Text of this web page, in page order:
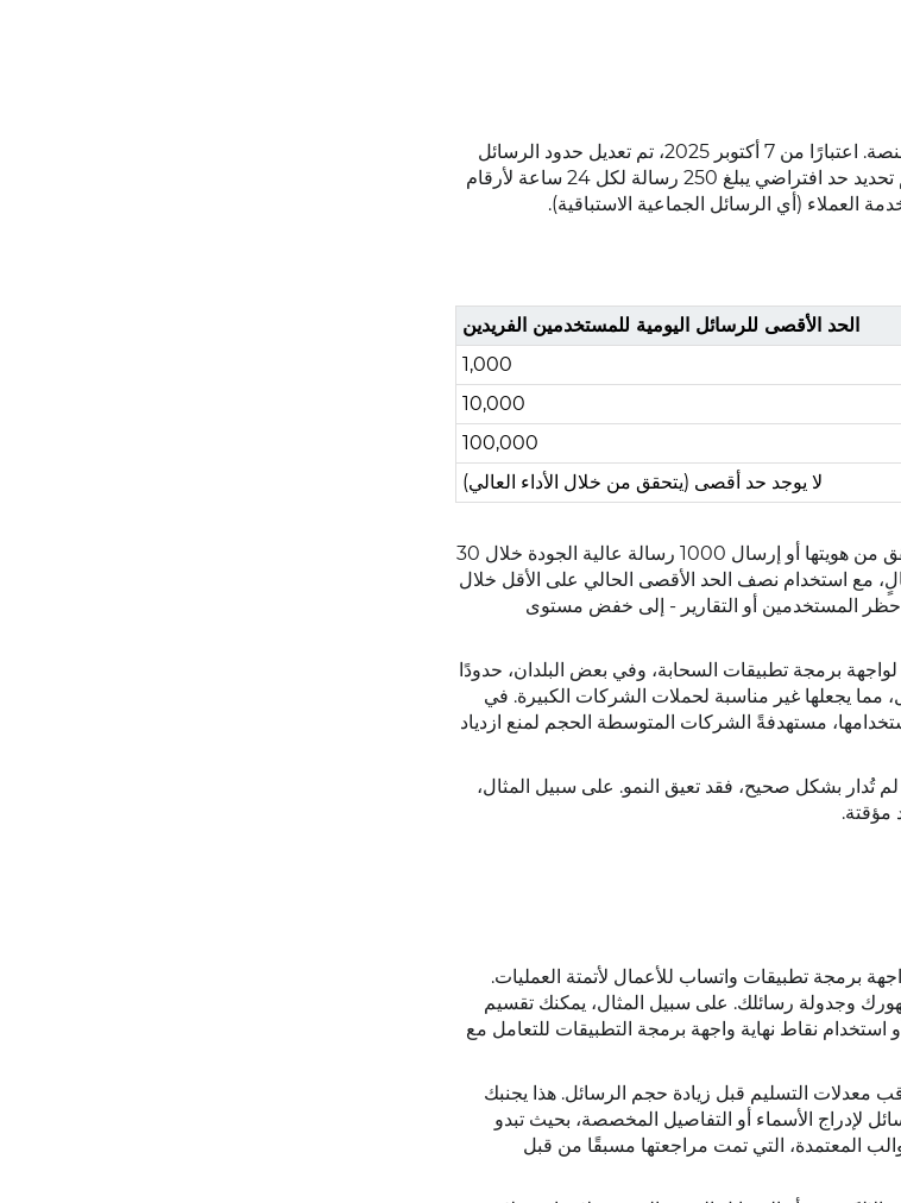
فرضت واتساب قيودًا صارمة لمكافحة الرسائل المزعجة والحفاظ على سلامة المنصة. اعتبارًا من 7 أكتوبر 2025، تم تعديل حدود الرسائل
على منصة واتساب للأعمال لتنظيم عمليات الإرسال الجماعي بشكل أفضل. سيتم تحديد حد افتراضي يبلغ 250 رسالة لكل 24 ساعة لأرقام
العملاء (أي الرسائل الجماعية الاستباقية).
الحد الأقصى للرسائل اليومية للمستخدمين الفريدين
1,000
10,000
100,000
لا يوجد حد أقصى (يتحقق من خلال الأداء العالي)
للارتقاء في المستويات، يجب على الشركات استكمال مسارات التوسع، مثل التحقق من هويتها أو إرسال 1000 رسالة عالية الجودة خلال 30
مع استخدام نصف الحد الأقصى الحالي على الأقل خلال
حظر المستخدمين أو التقارير - إلى خفض مستوى
لمعدل إرسال الرسائل يبلغ 80 رسالة في الثانية لواجهة برمجة تطبيقات السحابة، وفي بعض البلدان، حدودًا
الشخصية. تقتصر قائمة البث القياسية على 256 جهة اتصال، مما يجعلها غير مناسبة لحملات الشركات الكبيرة. في
مستهدفةً الشركات المتوسطة الحجم لمنع ازدياد
تُدار بشكل صحيح، فقد تعيق النمو. على سبيل المثال،
مؤقتة.
برمجة تطبيقات واتساب للأعمال لأتمتة العمليات.
وجدولة رسائلك. على سبيل المثال، يمكنك تقسيم
تضم أقل من 256 شخصًا للبثّ العادي، أو استخدام نقاط نهاية واجهة برمجة التطبيقات للتعامل مع
معدلات التسليم قبل زيادة حجم الرسائل. هذا يجنبك
الأسماء أو التفاصيل المخصصة، بحيث تبدو
المعتمدة، التي تمت مراجعتها مسبقًا من قبل